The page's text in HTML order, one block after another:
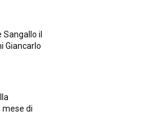
Sangallo il
Giancarlo
di